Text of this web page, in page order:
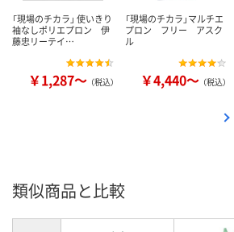
「現場のチカラ」 使いきり
袖なしポリエプロン 伊
藤忠リーテイ…
￥1,287～ （税込）
「現場のチカラ」マルチエ
プロン フリー アスク
ル
￥4,440～ （税込）
類似商品と比較